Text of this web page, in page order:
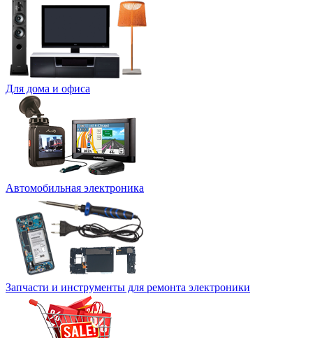
Для дома и офиса
Автомобильная электроника
Запчасти и инструменты для ремонта электроники